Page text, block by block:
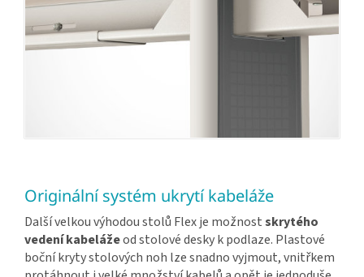
Originální systém ukrytí kabeláže
Další velkou výhodou stolů Flex je možnostskrytého
vedení kabelážeod stolové desky k podlaze. Plastové
boční kryty stolových noh lze snadno vyjmout, vnitřkem